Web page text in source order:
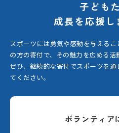
子ども
成長を応援し
スポーツには勇気や感動を与えるこ
の方の寄付で、その魅力を広める活
ぜひ、継続的な寄付でスポーツを
てください。
ボランティア